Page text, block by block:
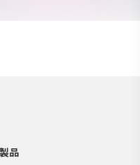
品